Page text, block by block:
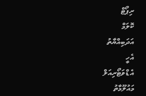
ރިޕޯޓް
ކޮލަމް
އަދަބިއްޔާތު
އެހީ
އެޑްވަޓޯރިއަލް
މައުލޫމާތު